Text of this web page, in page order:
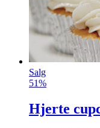
Salg
51%
Hjerte